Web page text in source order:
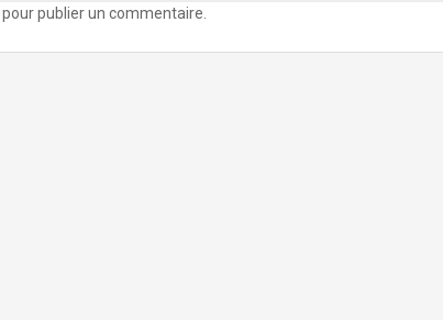
pour publier un commentaire.